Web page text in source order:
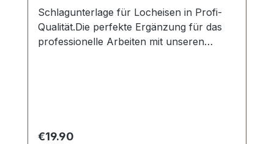
Schlagunterlage für Locheisen in Profi-
Qualität.Die perfekte Ergänzung für das
professionelle Arbeiten mit unseren
Regular price:
€19.90